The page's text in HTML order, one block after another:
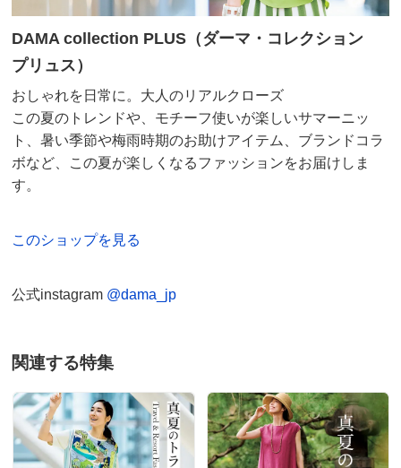
DAMA collection PLUS（ダーマ・コレクション
プリュス）
おしゃれを日常に。大人のリアルクローズ
この夏のトレンドや、モチーフ使いが楽しいサマーニッ
ト、暑い季節や梅雨時期のお助けアイテム、ブランドコラ
ボなど、この夏が楽しくなるファッションをお届けしま
す。
このショップを見る
公式instagram @dama_jp
関連する特集